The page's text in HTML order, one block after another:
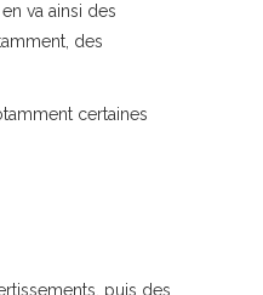
va ainsi des
des
certaines
puis des